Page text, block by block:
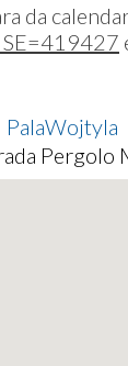
da
PalaWojtyla
Pergolo